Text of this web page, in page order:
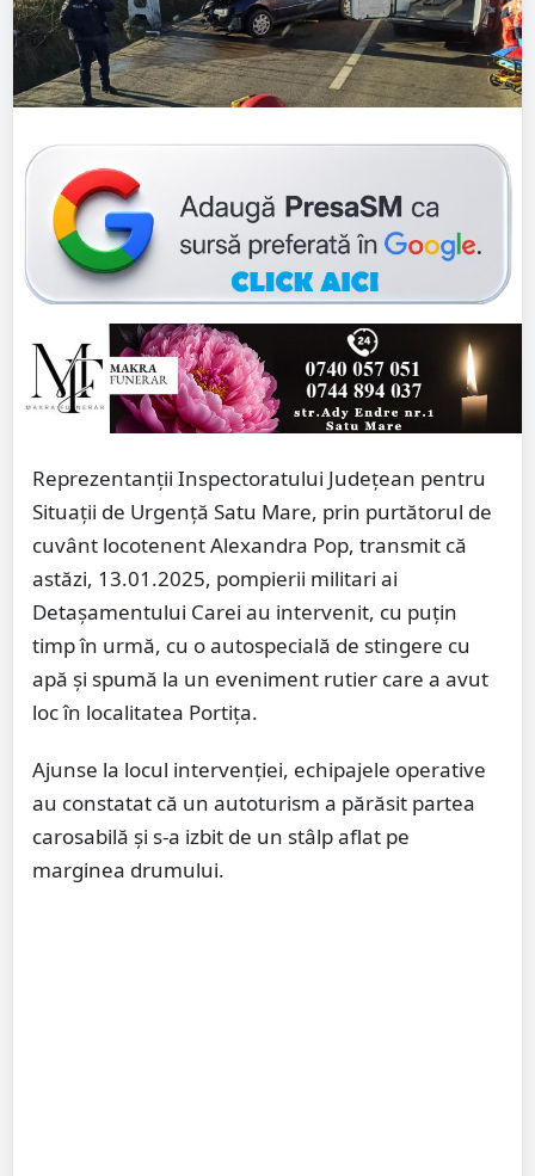
Reprezentanții Inspectoratului Județean pentru
Situații de Urgență Satu Mare, prin purtătorul de
cuvânt locotenent Alexandra Pop, transmit că
astăzi, 13.01.2025, pompierii militari ai
Detașamentului Carei au intervenit, cu puțin
timp în urmă, cu o autospecială de stingere cu
apă și spumă la un eveniment rutier care a avut
loc în localitatea Portița.
Ajunse la locul intervenției, echipajele operative
au constatat că un autoturism a părăsit partea
carosabilă și s-a izbit de un stâlp aflat pe
marginea drumului.